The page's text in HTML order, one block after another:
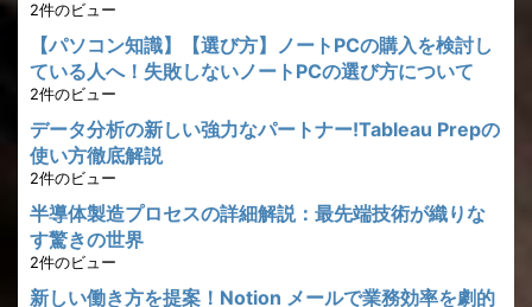
2件のビュー
【パソコン知識】【選び方】ノートPCの購入を検討し
ている人へ！失敗しないノートPCの選び方について
2件のビュー
データ分析の新しい強力なパートナー!Tableau Prepの
使い方徹底解説
2件のビュー
半導体製造プロセスの詳細解説：最先端技術が織りな
す驚きの世界
2件のビュー
新しい働き方を提案！Notion メールで業務効率を劇的